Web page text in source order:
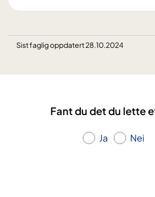
Sist faglig oppdatert 28.10.2024
Fant du det du lette
Ja Nei